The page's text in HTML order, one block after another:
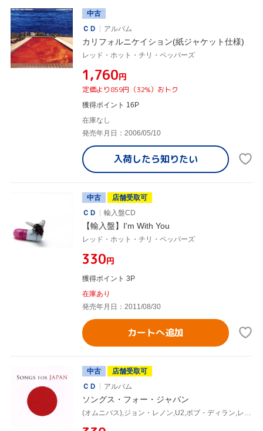
中古
ＣＤ
アルバム
カリフォルニケイション(紙ジャケット仕様)
レッド・ホット・チリ・ペッパーズ
¥1,760円
定価より859円（32%）おトク
獲得ポイント 16P
在庫なし
発売年月日：2006/05/10
入荷したら知りたい
中古
店舗受取可
ＣＤ
輸入盤CD
【輸入盤】I'm With You
レッド・ホット・チリ・ペッパーズ
¥330円
獲得ポイント 3P
在庫あり
発売年月日：2011/08/30
カートへ追加
中古
店舗受取可
ＣＤ
アルバム
ソングス・フォー・ジャパン